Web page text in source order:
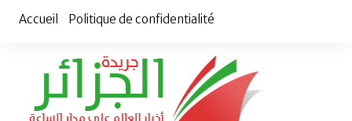
Accueil Politique de confidentialité